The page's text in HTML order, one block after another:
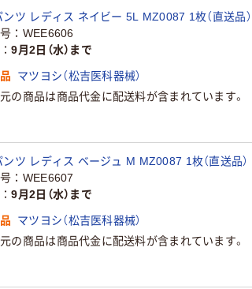
ンツ レディス ネイビー 5L MZ0087 1枚（直送品）
WEE6606
9月2日（水）まで
マツヨシ（松吉医科器械）
の商品は商品代金に配送料が含まれています。
ンツ レディス ベージュ M MZ0087 1枚（直送品）
WEE6607
9月2日（水）まで
マツヨシ（松吉医科器械）
の商品は商品代金に配送料が含まれています。